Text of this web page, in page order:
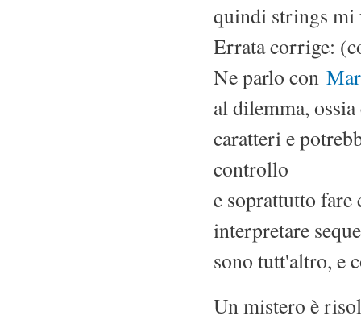
quindi strings mi
Errata corrige:
Ne parlo con
al dilemma,
caratteri e
controllo
e soprattutto
interpretare
sono tutt'altro, e
Un mistero è